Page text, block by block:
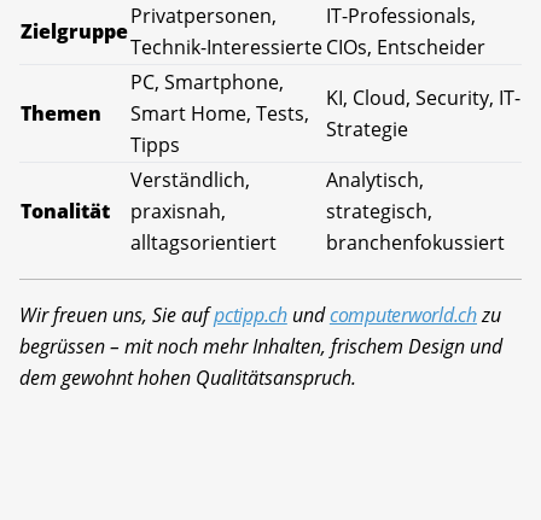
Zielgruppe
Privatpersonen,
Technik-Interessierte
IT-Professionals,
CIOs, Entscheider
Themen
PC, Smartphone,
Smart Home, Tests,
Tipps
KI, Cloud, Security, IT-
Strategie
Tonalität
Verständlich,
praxisnah,
alltagsorientiert
Analytisch,
strategisch,
branchenfokussiert
Wir freuen uns, Sie aufpctipp.chundcomputerworld.chzu
begrüssen – mit noch mehr Inhalten, frischem Design und
dem gewohnt hohen Qualitätsanspruch.